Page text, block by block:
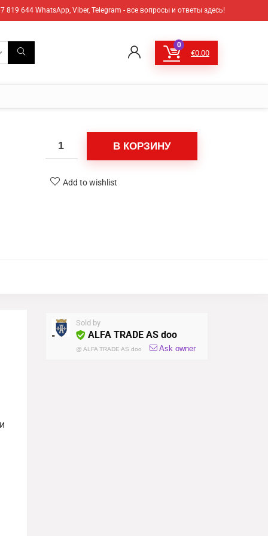
819 644 WhatsApp, Viber, Telegram - все вопросы и ответы здесь!
0
€0.00
В КОРЗИНУ
Add to wishlist
Sold by
ALFA TRADE AS doo
@ ALFA TRADE AS doo Ask owner